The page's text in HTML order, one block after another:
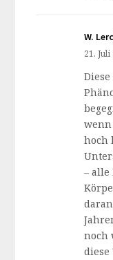
W.
21. Juli
wenn
hoch
– alle
noch
diese